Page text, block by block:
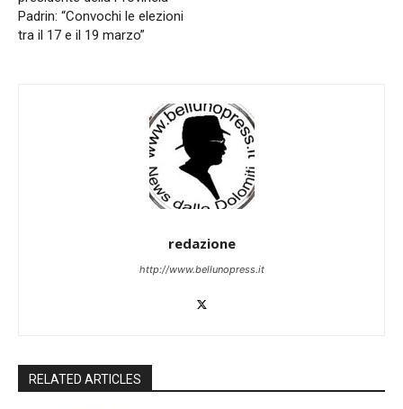
Padrin: “Convochi le elezioni
tra il 17 e il 19 marzo”
redazione
http://www.bellunopress.it
RELATED ARTICLES